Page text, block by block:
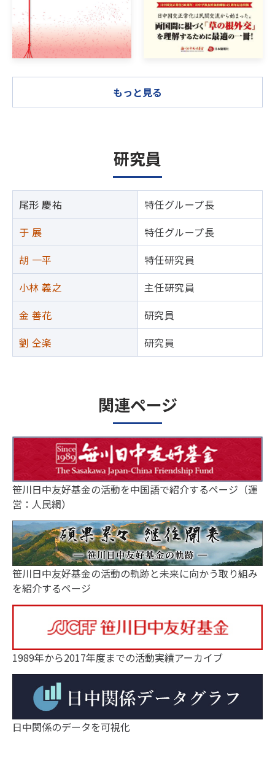
もっと見る
研究員
尾形 慶祐
特任グループ長
于 展
特任グループ長
胡 一平
特任研究員
小林 義之
主任研究員
金 善花
研究員
劉 仝楽
研究員
関連ページ
笹川日中友好基金の活動を中国語で紹介するページ（運
営：人民網）
笹川日中友好基金の活動の軌跡と未来に向かう取り組み
を紹介するページ
1989年から2017年度までの活動実績アーカイブ
日中関係のデータを可視化